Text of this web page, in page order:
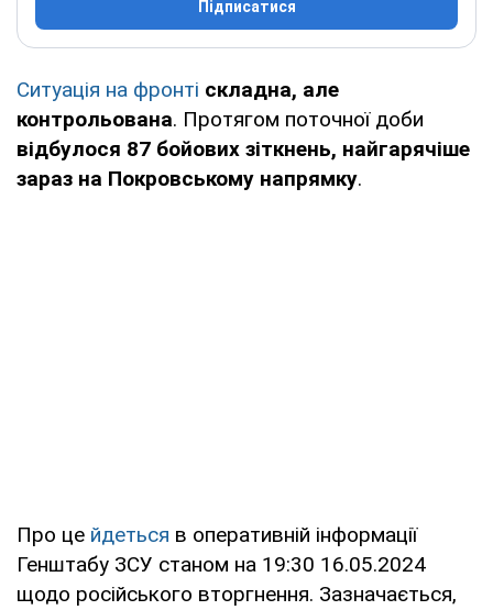
Підписатися
Ситуація на фронті складна, але
контрольована. Протягом поточної доби
відбулося 87 бойових зіткнень, найгарячіше
зараз на Покровському напрямку.
Про це йдеться в оперативній інформації
Генштабу ЗСУ станом на 19:30 16.05.2024
щодо російського вторгнення. Зазначається,